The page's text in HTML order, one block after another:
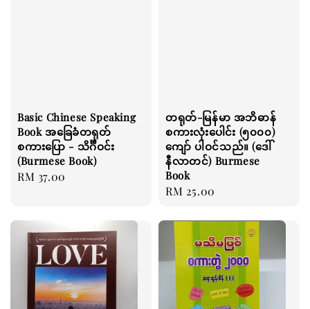
Basic Chinese Speaking
Book အခြေခံတရုတ်
စကားပြော - သိင်္ဂီဝင်း
(Burmese Book)
Regular
RM 37.00
တရုတ်-မြန်မာ အဘိဓာန်
စကားလုံးပေါင်း (၅၀၀၀)
ကျော် ပါဝင်သည်။ (ဒေါ်
နီလာတင်) Burmese
Book
Regular
RM 25.00